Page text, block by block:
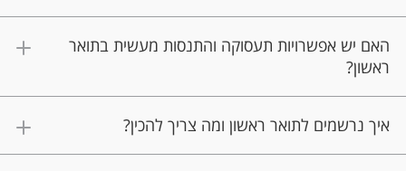
האם יש אפשרויות תעסוקה והתנסות מעשית בתואר
ראשון?
איך נרשמים לתואר ראשון ומה צריך להכין?